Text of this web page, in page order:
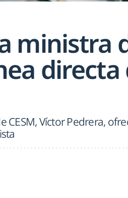
ministra
directa
Víctor Pedrera,